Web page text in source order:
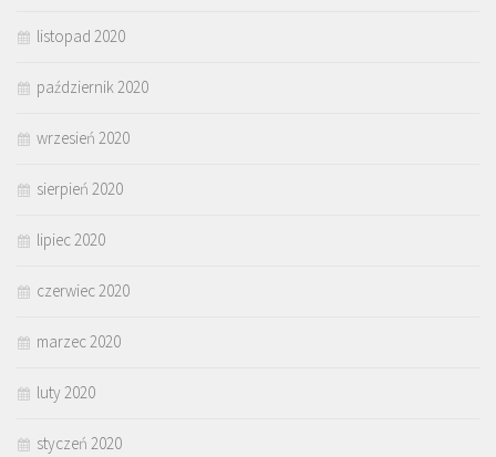
listopad 2020
październik 2020
wrzesień 2020
sierpień 2020
lipiec 2020
czerwiec 2020
marzec 2020
luty 2020
styczeń 2020